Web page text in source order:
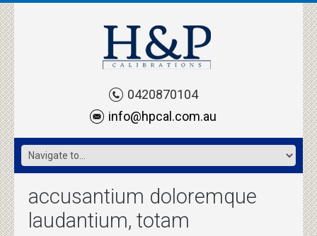
0420870104
info@hpcal.com.au
accusantium doloremque
laudantium, totam